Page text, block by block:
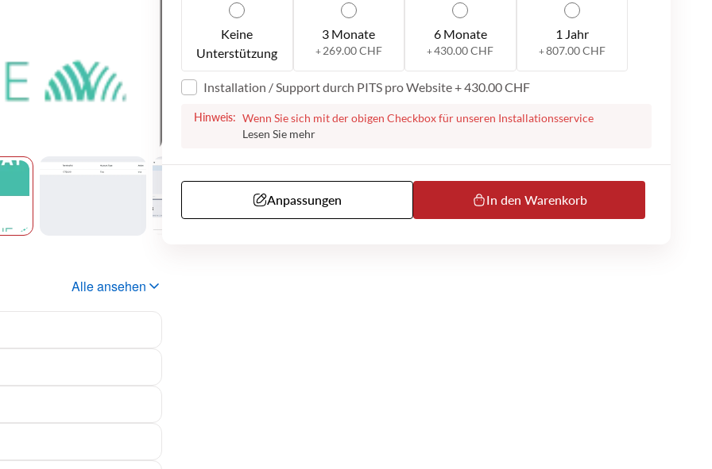
Alle ansehen
Keine
Unterstützung
3 Monate
+ 269.00 CHF
6 Monate
+430.00 CHF
1 Jahr
+807.00 CHF
Installation / Support durch PITS pro Website+430.00 CHF
Hinweis: Wenn Sie sich mit der obigen Checkbox für unseren Installationsservice
entscheiden, helfen wir Ihnen bei der Installation des plugins auf Ihrer Website.
Schritten fortzufahren. Es besteht z.B. die Möglichkeit eine Remote-Sitzung per
Microsoft Teams durchzuführen. Auch werden wir zusätzliche Informationen
von Ihnen benötigen, um die Installation durchführen zu können (z.B. Logins,
daten, etc...). Bitte beachten Sie beim Kauf auch, dass wir keinen telefonischen
Anpassungen In den Warenkorb